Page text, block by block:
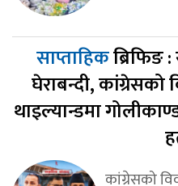
साप्ताहिकब्रिफिङ
घेराबन्दी, कांग्रेसको
थाइल्यान्डमा
कांग्रेसको